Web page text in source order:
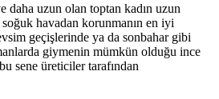
daha uzun olan toptan kadın uzun
havadan korunmanın en iyi
geçişlerinde ya da sonbahar gibi
giymenin mümkün olduğu ince
sene üreticiler tarafından